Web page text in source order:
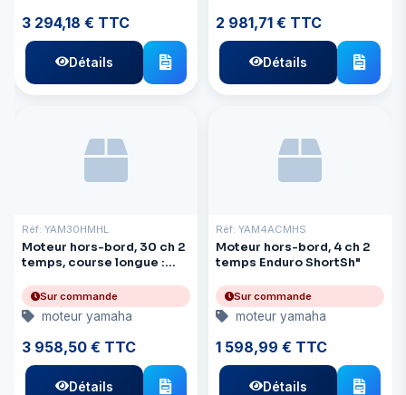
3 294,18 € TTC
Détails
2 981,71 € TTC
Détails
Réf: YAM30HMHL
Moteur hors-bord, 30 ch 2
temps, course longue :
Sur commande
moteur yamaha
3 958,50 € TTC
Détails
Réf: YAM4ACMHS
Moteur hors-bord, 4 ch 2
temps Enduro ShortSh"
Sur commande
moteur yamaha
1 598,99 € TTC
Détails